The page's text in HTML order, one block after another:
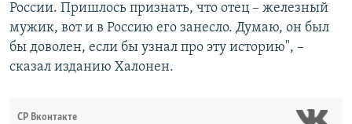
России. Пришлось признать, что отец – железный
мужик, вот и в Россию его занесло. Думаю, он был
бы доволен, если бы узнал про эту историю", –
сказал изданию Халонен.
СР Вконтакте